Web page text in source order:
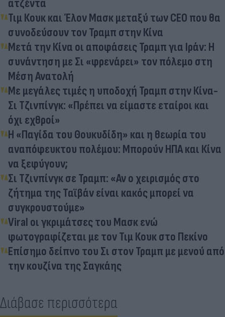
ατζέντα
Τιμ Κουκ και Έλον Μασκ μεταξύ των CEO που θα
συνοδεύσουν τον Τραμπ στην Κίνα
Μετά την Κίνα οι αποφάσεις Τραμπ για Ιράν: Η
συνάντηση με Σι «φρενάρει» τον πόλεμο στη
Μέση Ανατολή
Με μεγάλες τιμές η υποδοχή Τραμπ στην Κίνα-
Σι Τζινπίνγκ: «Πρέπει να είμαστε εταίροι και
όχι εχθροί»
Η «Παγίδα του Θουκυδίδη» και η θεωρία του
αναπόφευκτου πολέμου: Μπορούν ΗΠΑ και Κίνα
να ξεφύγουν;
Σι Τζινπίνγκ σε Τραμπ: «Αν ο χειρισμός στο
ζήτημα της Ταϊβάν είναι κακός μπορεί να
συγκρουστούμε»
Viral οι γκριμάτσες του Μασκ ενώ
φωτογραφίζεται με τον Τιμ Κουκ στο Πεκίνο
Επίσημο δείπνο του Σι στον Τραμπ με μενού από
την κουζίνα της Σαγκάης
Διάβασε περισσότερα